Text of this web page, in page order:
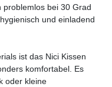
problemlos bei 30 Grad
und einladend
ist das Nici Kissen
komfortabel. Es
oder kleine